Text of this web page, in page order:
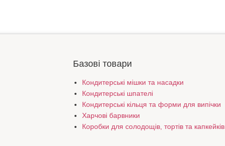
Базові товари
Кондитерські мішки та насадки
Кондитерські шпателі
Кондитерські кільця та форми для випічки
Харчові барвники
Коробки для солодощів, тортів та капкейків